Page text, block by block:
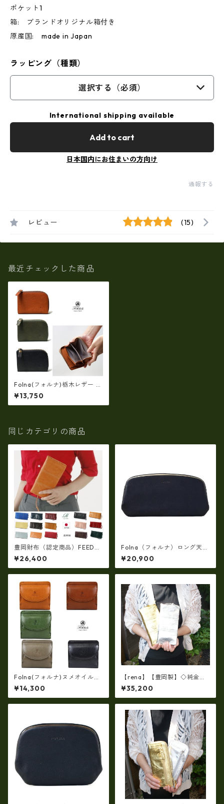
ポケット1
箱: ブランドオリジナル箱付き
原産国: made in Japan
ラッピング（種類）
選択する（必須）
International shipping available
Add to cart
日本国内にお住まいの方向け
通報する
レビュー (15)
最近チェックした商品
Folna(フォルナ)栃木レザー L
ファスナー財布 (日本製） fo-
2993803
¥13,750
同じカテゴリの商品
豊岡財布（認定商品）FEEDBA
G【豊岡製】（15color）スペ
イン仔牛革製☆手絞りオイル
レザーラウンドファスナー 長
¥26,400
Folna（フォルナ）ロング天溝
がま口長財布(牛革製・日本
製）fo-2993878
¥20,900
Folna(フォルナ)ヌメオイルシ
ュリンク 二つ折り財布 (日本
製） fo-2993801
¥14,300
【rena】【豊岡製】◇純金箔
革製品・限定生産☆スペイン
牛革（仔牛革）手絞り＆オイ
ルレザー長財布 rj－0071【国
¥35,200